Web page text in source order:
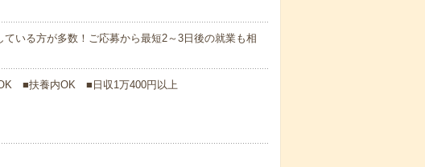
ている方が多数！ご応募から最短2～3日後の就業も相
■扶養内OK ■日収1万400円以上